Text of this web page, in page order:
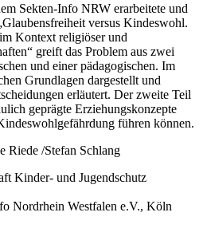
Sekten-Info NRW erarbeitete und
versus Kindeswohl.
Kontext religiöser und
greift das Problem aus zwei
und einer pädagogischen. Im
Grundlagen dargestellt und
erläutert. Der zweite Teil
geprägte Erziehungskonzepte
führen können.
Riede /Stefan Schlang
Kinder- und Jugendschutz
Nordrhein Westfalen e.V., Köln